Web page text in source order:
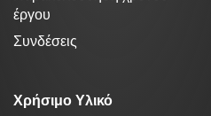
έργου
Συνδέσεις
Χρήσιμο Υλικό